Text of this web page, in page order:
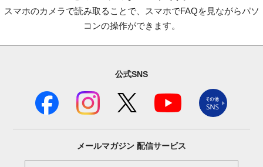
スマホのカメラで読み取ることで、スマホでFAQを見ながらパソ
コンの操作ができます。
公式SNS
メールマガジン 配信サービス